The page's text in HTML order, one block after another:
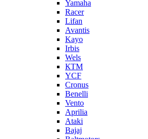
Yamaha
Racer
Lifan
Avantis
Kayo
Irbis
Wels
КТМ
YCF
Cronus
Benelli
Vento
Aprilia
Ataki
Bajaj